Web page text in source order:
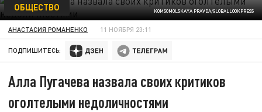
KOMSOMOLSKAYA PRAVDA/GLOBALLOOKPRESS
ОБЩЕСТВО
АНАСТАСИЯ РОМАНЕНКО 11 НОЯБРЯ 23:11
ПОДПИШИТЕСЬ:
Алла Пугачева назвала своих критиков
оголтелыми недоличностями